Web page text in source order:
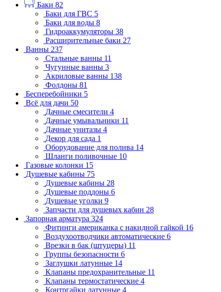
Баки 82
Баки для ГВС 5
Баки для воды 8
Гидроаккумуляторы 38
Расширительные баки 27
Ванны 237
Стальные ванны 11
Чугунные ванны 3
Акриловые ванны 138
Фолдоны 81
Бесперебойники 5
Всё для дачи 50
Дачные смесители 4
Дачные умывальники 11
Дачные унитазы 4
Декор для сада 1
Оборудование для полива 14
Шланги поливочные 10
Газовые колонки 15
Душевые кабины 75
Душевые кабины 28
Душевые поддоны 6
Душевые уголки 9
Запчасти для душевых кабин 28
Запорная арматура 324
Фитинги американка с накидной гайкой 16
Воздухоотводчики автоматические 6
Врезки в бак (штуцеры) 11
Группы безопасности 6
Заглушки латунные 14
Клапаны предохранительные 11
Клапаны термостатические 4
Контргайки латунные 4